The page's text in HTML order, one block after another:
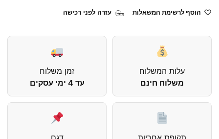
הוסף לרשימת המשאלות עזרה לפני רכישה
עלות המשלוח
משלוח חינם
זמן משלוח
עד 4 ימי עסקים